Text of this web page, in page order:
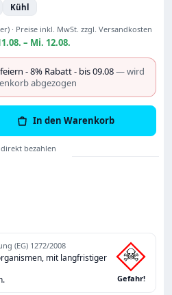
Kühl
· Preise inkl. MwSt. zzgl. Versandkosten
– Mi. 12.08.
- 8% Rabatt - bis 09.08— wird
abgezogen
den gewünschten
In den Warenkorb
(EG) 1272/2008
mit langfristiger
Gefahr!